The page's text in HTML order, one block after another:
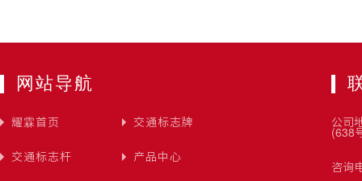
网站导航
耀霖首页 交通标志牌
交通标志杆 产品中心
公司
(638
咨询